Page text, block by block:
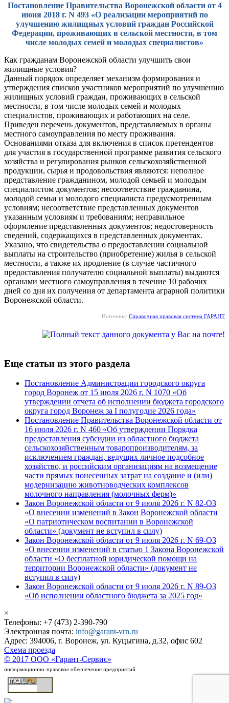
Постановление Правительства Воронежской области от 4
июня 2018 г. N 493 «О реализации мероприятий по
улучшению жилищных условий граждан Российской
Федерации, проживающих в сельской местности, в том
числе молодых семей и молодых специалистов»
Как гражданам Воронежской области улучшить свои
жилищные условия?
Данный порядок определяет механизм формирования и
утверждения списков участников мероприятий по улучшению
жилищных условий граждан, проживающих в сельской
местности, в том числе молодых семей и молодых
специалистов, проживающих и работающих на селе.
Приведен перечень документов, представляемых в органы
местного самоуправления по месту проживания.
Основаниями отказа для включения в список претендентов
для участия в государственной программе развития сельского
хозяйства и регулирования рынков сельскохозяйственной
продукции, сырья и продовольствия являются: неполное
представление гражданином, молодой семьей и молодым
специалистом документов; несоответствие гражданина,
молодой семьи и молодого специалиста предусмотренным
условиям; несоответствие представленных документов
указанным условиям и требованиям; неправильное
оформление представленных документов; недостоверность
сведений, содержащихся в представленных документах.
Указано, что свидетельства о предоставлении социальной
выплаты на строительство (приобретение) жилья в сельской
местности, а также их продление (в случае частичного
предоставления получателю социальной выплаты) выдаются
органами местного самоуправления в течение 10 рабочих
дней со дня их получения от департамента аграрной политики
Воронежской области.
Источник: Справочная правовая система ГАРАНТ
Еще статьи из этого раздела
Постановление Администрации городского округа
город Воронеж от 15 июля 2026 г. N 1070 «Об
утверждении отчета об исполнении бюджета городского
округа город Воронеж за I полугодие 2026 года»
Постановление Правительства Воронежской области от
16 июля 2026 г. N 460 «Об утверждении Порядка
предоставления субсидии из областного бюджета
сельскохозяйственным товаропроизводителям, за
исключением граждан, ведущих личное подсобное
хозяйство, и российским организациям на возмещение
части прямых понесенных затрат на создание и (или)
модернизацию животноводческих комплексов
молочного направления (молочных ферм)»
Закон Воронежской области от 9 июля 2026 г. N 82-ОЗ
«О внесении изменений в Закон Воронежской области
«О патриотическом воспитании в Воронежской
области» (документ не вступил в силу)
Закон Воронежской области от 9 июля 2026 г. N 69-ОЗ
«О внесении изменений в статью 1 Закона Воронежской
области «О бесплатной юридической помощи на
территории Воронежской области» (документ не
вступил в силу)
Закон Воронежской области от 9 июля 2026 г. N 89-ОЗ
«Об исполнении областного бюджета за 2025 год»
×
Телефоны: +7 (473) 2-390-790
Электронная почта: info@garant-vrn.ru
Адрес: 394006, г. Воронеж, ул. Куцыгина, д.32, офис 602
Схема проезда
© 2017 ООО «Гарант-Сервис»
информационно-правовое обеспечение предприятий